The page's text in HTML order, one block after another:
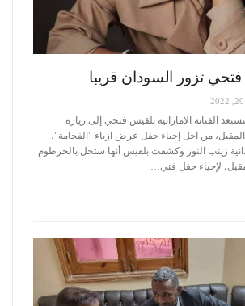
فتحي تزور السودان قريبا
الفنانة الاماراتية بلقيس فتحي إلى زيارة
من اجل إحياء حفل عرض ازياء "الفخامة"،
زينب النور وكشفت بلقيس أنها ستحل بالخرطوم
لإحياء حفل فني…